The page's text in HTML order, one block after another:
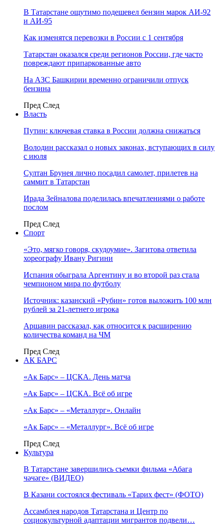
В Татарстане ощутимо подешевел бензин марок АИ-92
и АИ-95
Как изменятся перевозки в России с 1 сентября
Татарстан оказался среди регионов России, где часто
повреждают припаркованные авто
На АЗС Башкирии временно ограничили отпуск
бензина
Пред След
Власть
Путин: ключевая ставка в России должна снижаться
Володин рассказал о новых законах, вступающих в силу
с июля
Султан Брунея лично посадил самолет, прилетев на
саммит в Татарстан
Ирада Зейналова поделилась впечатлениями о работе
послом
Пред След
Спорт
«Это, мягко говоря, скудоумие». Загитова ответила
хореографу Ивану Ригини
Испания обыграла Аргентину и во второй раз стала
чемпионом мира по футболу
Источник: казанский «Рубин» готов выложить 100 млн
рублей за 21-летнего игрока
Аршавин рассказал, как относится к расширению
количества команд на ЧМ
Пред След
АК БАРС
«Ак Барс» – ЦСКА. День матча
«Ак Барс» – ЦСКА. Всё об игре
«Ак Барс» – «Металлург». Онлайн
«Ак Барс» – «Металлург». Всё об игре
Пред След
Культура
В Татарстане завершились съемки фильма «Абага
чәчәге» (ВИДЕО)
В Казани состоялся фестиваль «Тарих фест» (ФОТО)
Ассамблея народов Татарстана и Центр по
социокультурной адаптации мигрантов подвели…